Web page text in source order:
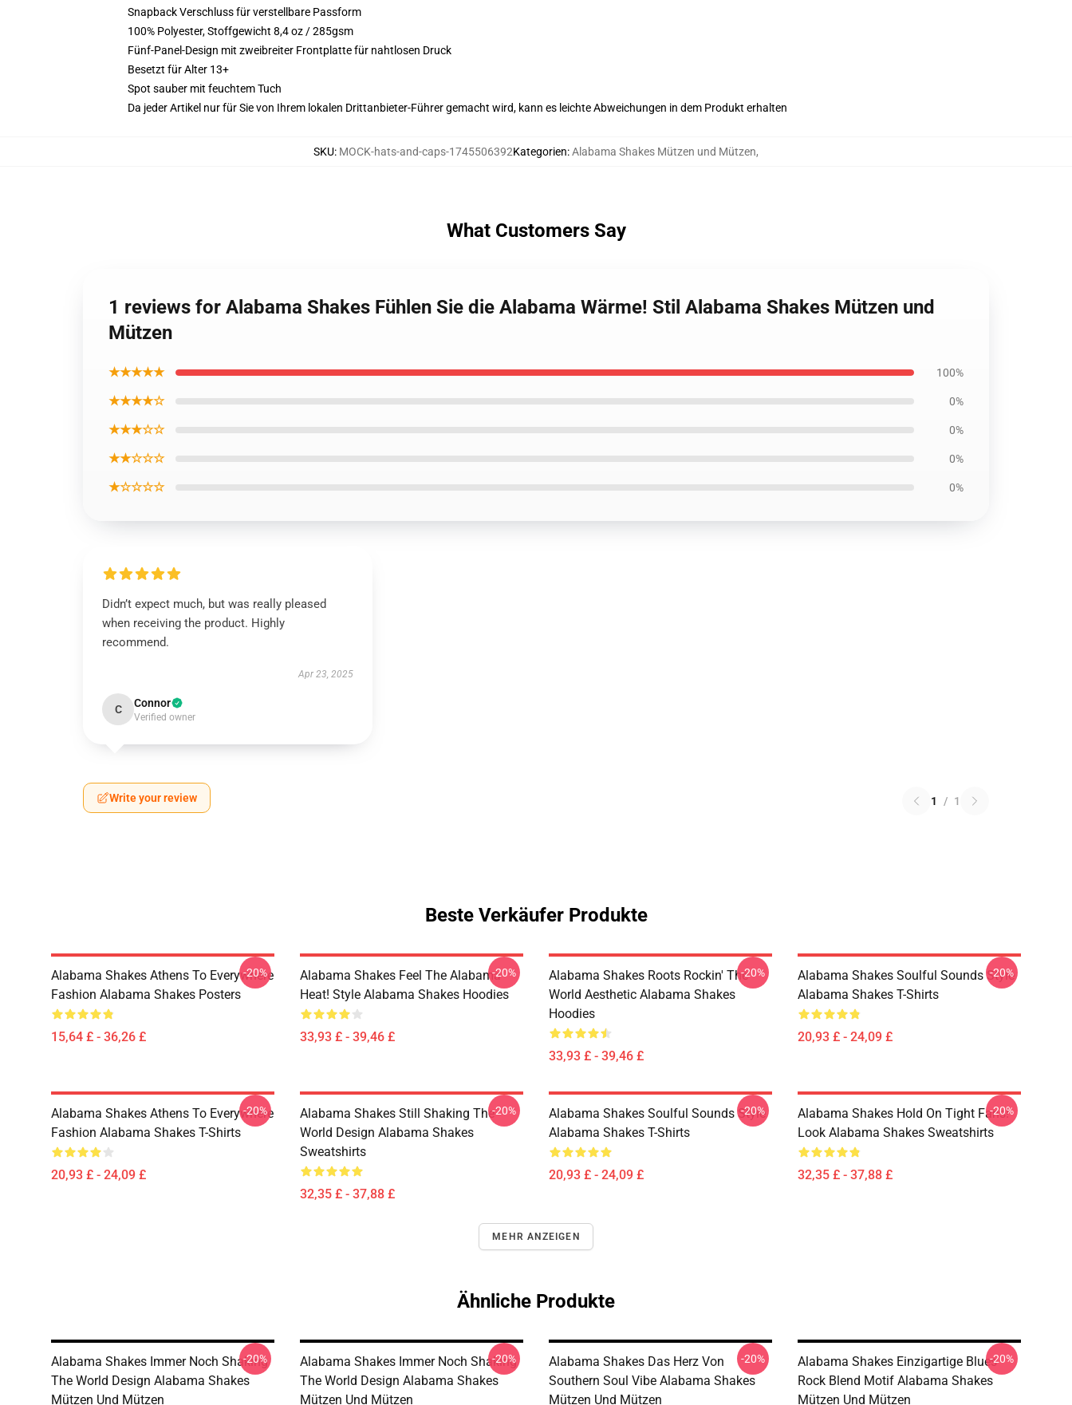
Snapback Verschluss für verstellbare Passform
100% Polyester, Stoffgewicht 8,4 oz / 285gsm
Fünf-Panel-Design mit zweibreiter Frontplatte für nahtlosen Druck
Besetzt für Alter 13+
Spot sauber mit feuchtem Tuch
Da jeder Artikel nur für Sie von Ihrem lokalen Drittanbieter-Führer gemacht wird, kann es leichte Abweichungen in dem Produkt erhalten
SKU: MOCK-hats-and-caps-1745506392Kategorien:Alabama Shakes Mützen und Mützen,
What Customers Say
1 reviews for Alabama Shakes Fühlen Sie die Alabama Wärme! Stil Alabama Shakes Mützen und
Mützen
★★★★★ 100%
★★★★☆ 0%
★★★☆☆ 0%
★★☆☆☆ 0%
★☆☆☆☆ 0%
Didn’t expect much, but was really pleased
when receiving the product. Highly
recommend.
Apr 23, 2025
C Connor
Verified owner
Write your review 1 / 1
Beste Verkäufer Produkte
Alabama Shakes Athens To Everywhere
Fashion Alabama Shakes Posters
15,64 £ - 36,26 £
-20%
Alabama Shakes Feel The Alabama
Heat! Style Alabama Shakes Hoodies
33,93 £ - 39,46 £
-20%
Alabama Shakes Roots Rockin' The
World Aesthetic Alabama Shakes
Hoodies
33,93 £ - 39,46 £
-20%
Alabama Shakes Soulful Sounds Style
Alabama Shakes T-Shirts
20,93 £ - 24,09 £
-20%
Alabama Shakes Athens To Everywhere
Fashion Alabama Shakes T-Shirts
20,93 £ - 24,09 £
-20%
Alabama Shakes Still Shaking The
World Design Alabama Shakes
Sweatshirts
32,35 £ - 37,88 £
-20%
Alabama Shakes Soulful Sounds Style
Alabama Shakes T-Shirts
20,93 £ - 24,09 £
-20%
Alabama Shakes Hold On Tight Fans!
Look Alabama Shakes Sweatshirts
32,35 £ - 37,88 £
-20%
MEHR ANZEIGEN
Ähnliche Produkte
Alabama Shakes Immer Noch Shaking
The World Design Alabama Shakes
Mützen Und Mützen
-20%
Alabama Shakes Immer Noch Shaking
The World Design Alabama Shakes
Mützen Und Mützen
-20%
Alabama Shakes Das Herz Von
Southern Soul Vibe Alabama Shakes
Mützen Und Mützen
-20%
Alabama Shakes Einzigartige Blues
Rock Blend Motif Alabama Shakes
Mützen Und Mützen
-20%